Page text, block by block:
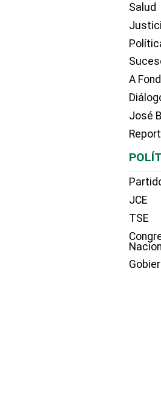
Salud
A
José
JCE
TSE